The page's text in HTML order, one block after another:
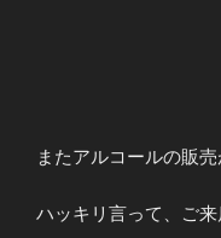
またアルコールの販
ハッキリ言って、ご